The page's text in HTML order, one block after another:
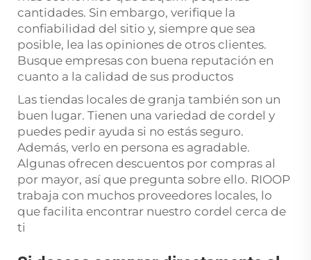
cantidades. Sin embargo, verifique la
confiabilidad del sitio y, siempre que sea
posible, lea las opiniones de otros clientes.
Busque empresas con buena reputación en
cuanto a la calidad de sus productos
Las tiendas locales de granja también son un
buen lugar. Tienen una variedad de cordel y
puedes pedir ayuda si no estás seguro.
Además, verlo en persona es agradable.
Algunas ofrecen descuentos por compras al
por mayor, así que pregunta sobre ello. RIOOP
trabaja con muchos proveedores locales, lo
que facilita encontrar nuestro cordel cerca de
ti